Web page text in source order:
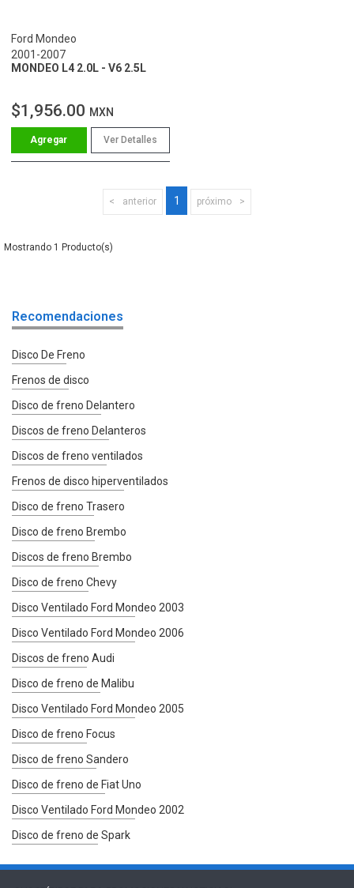
Ford Mondeo
2001-2007
MONDEO L4 2.0L - V6 2.5L
$1,956.00 MXN
Ver Detalles
anterior 1 próximo
1
Recomendaciones
Disco De Freno
Frenos de disco
Disco de freno Delantero
Discos de freno Delanteros
Discos de freno ventilados
Frenos de disco hiperventilados
Disco de freno Trasero
Disco de freno Brembo
Discos de freno Brembo
Disco de freno Chevy
Disco Ventilado Ford Mondeo 2003
Disco Ventilado Ford Mondeo 2006
Discos de freno Audi
Disco de freno de Malibu
Disco Ventilado Ford Mondeo 2005
Disco de freno Focus
Disco de freno Sandero
Disco de freno de Fiat Uno
Disco Ventilado Ford Mondeo 2002
Disco de freno de Spark